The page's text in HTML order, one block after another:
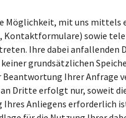
Möglichkeit, mit uns mittels
Kontaktformulare) sowie
Ihre dabei anfallenden
grundsätzlichen
Beantwortung Ihrer Anfrage
Dritte erfolgt nur, soweit
Ihres Anliegens erforderlich